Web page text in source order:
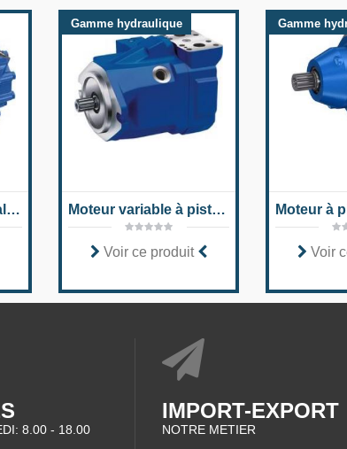
Moteur à piston radial pour applications industrielles MCR-E
Gamme hydraulique
Moteur variable à piston axial A10VM série 52
Voir ce produit
Gamme
Voir
8.00 - 18.00
IMPORT-EXPORT
NOTRE METIER